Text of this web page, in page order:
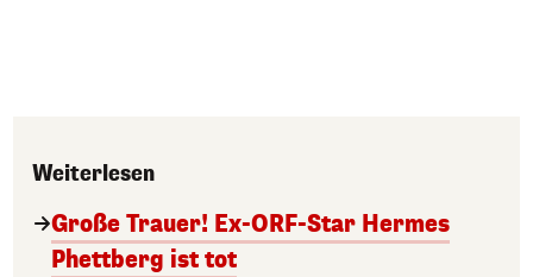
Weiterlesen
Große Trauer! Ex-ORF-Star Hermes
Phettberg ist tot